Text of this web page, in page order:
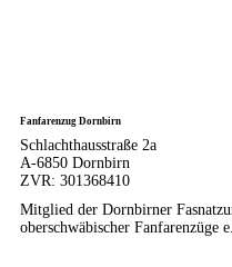
Fanfarenzug Dornbirn
Schlachthausstraße 2a
A-6850 Dornbirn
ZVR: 301368410
Mitglied der Dornbirner
oberschwäbischer Fanfarenzüge